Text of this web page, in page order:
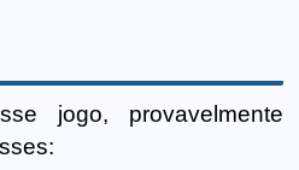
jogo, provavelmente